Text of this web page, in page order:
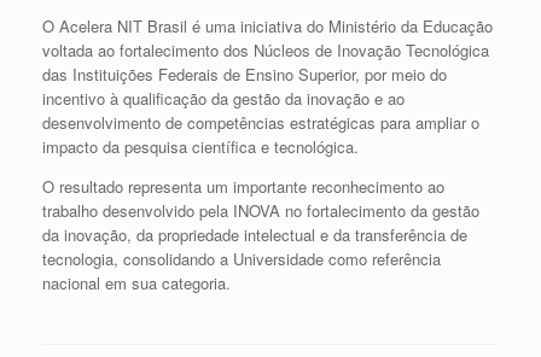
O Acelera NIT Brasil é uma iniciativa do Ministério da Educação
voltada ao fortalecimento dos Núcleos de Inovação Tecnológica
das Instituições Federais de Ensino Superior, por meio do
incentivo à qualificação da gestão da inovação e ao
desenvolvimento de competências estratégicas para ampliar o
impacto da pesquisa científica e tecnológica.
O resultado representa um importante reconhecimento ao
trabalho desenvolvido pela INOVA no fortalecimento da gestão
da inovação, da propriedade intelectual e da transferência de
tecnologia, consolidando a Universidade como referência
nacional em sua categoria.